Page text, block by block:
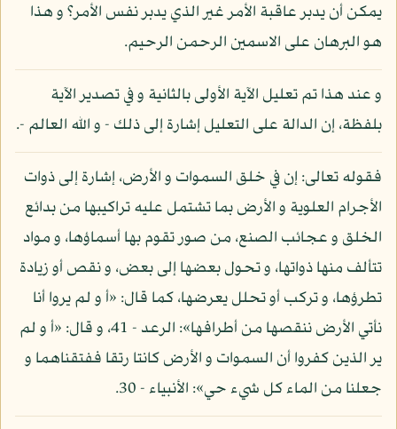
يمكن أن يدبر عاقبة الأمر غير الذي يدبر نفس الأمر؟ و هذا
هو البرهان على الاسمين الرحمن الرحيم.
و عند هذا تم تعليل الآية الأولى بالثانية و في تصدير الآية
بلفظة، إن الدالة على التعليل إشارة إلى ذلك - و الله العالم -.
فقوله تعالى: إن في خلق السموات و الأرض، إشارة إلى ذوات
الأجرام العلوية و الأرض بما تشتمل عليه تراكيبها من بدائع
الخلق و عجائب الصنع، من صور تقوم بها أسماؤها، و مواد
تتألف منها ذواتها، و تحول بعضها إلى بعض، و نقص أو زيادة
تطرؤها، و تركب أو تحلل يعرضها، كما قال: «أ و لم يروا أنا
نأتي الأرض ننقصها من أطرافها»: الرعد - 41، و قال: «أ و لم
ير الذين كفروا أن السموات و الأرض كانتا رتقا ففتقناهما و
جعلنا من الماء كل شيء حي»: الأنبياء - 30.